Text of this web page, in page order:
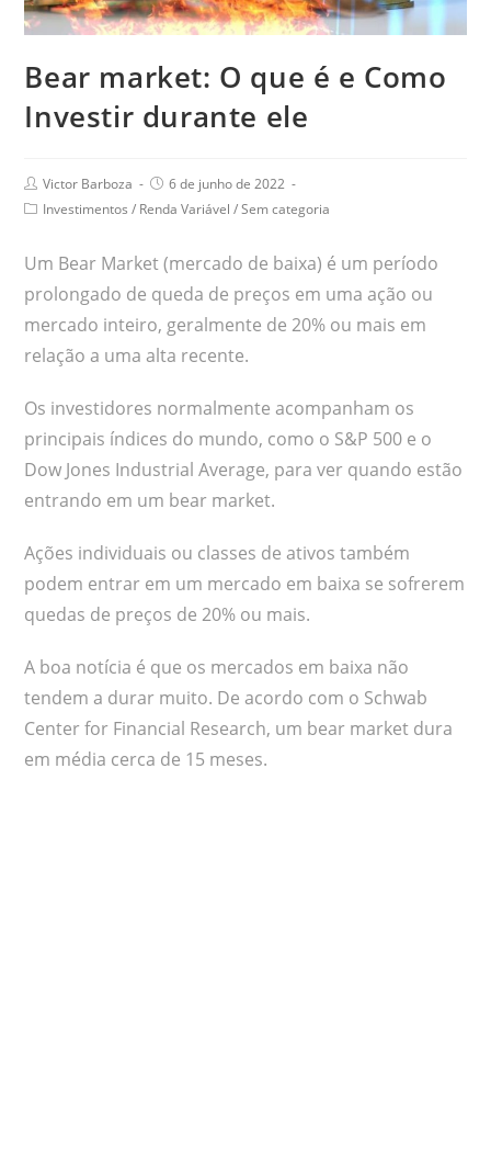
Bear market: O que é e Como
Investir durante ele
Victor Barboza
6 de junho de 2022
Investimentos / Renda Variável /Sem categoria
Um Bear Market (mercado de baixa) é um período
prolongado de queda de preços em uma ação ou
mercado inteiro, geralmente de 20% ou mais em
relação a uma alta recente.
Os investidores normalmente acompanham os
principais índices do mundo, como o S&P 500 e o
Dow Jones Industrial Average, para ver quando estão
entrando em um bear market.
Ações individuais ou classes de ativos também
podem entrar em um mercado em baixa se sofrerem
quedas de preços de 20% ou mais.
A boa notícia é que os mercados em baixa não
tendem a durar muito. De acordo com o Schwab
Center for Financial Research, um bear market dura
em média cerca de 15 meses.